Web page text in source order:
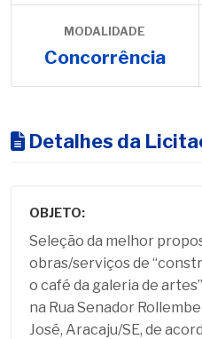
MODALIDADE
Concorrência
Detalhes da
OBJETO:
Seleção da melhor
obras/serviços de
o café da galeria de
na Rua Senador
José, Aracaju/SE, de